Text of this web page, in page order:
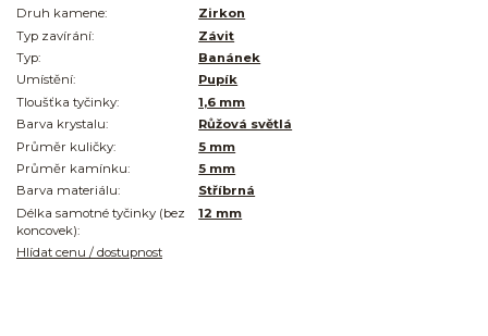
Druh kamene:
Zirkon
Typ zavírání:
Závit
Typ:
Banánek
Umístění:
Pupík
Tloušťka tyčinky:
1,6 mm
Barva krystalu:
Růžová světlá
Průměr kuličky:
5 mm
Průměr kamínku:
5 mm
Barva materiálu:
Stříbrná
Délka samotné tyčinky (bez
koncovek):
12 mm
Hlídat cenu / dostupnost